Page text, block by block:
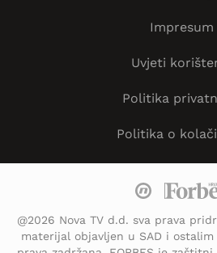
Impresum
Uvjeti
Politika
Politika o
@2026 Nova TV d.d. sva prava
materijal objavljen u SAD i ostalim